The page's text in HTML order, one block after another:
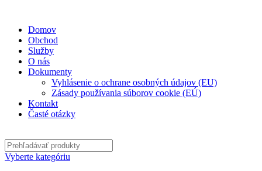
Domov
Obchod
Služby
O nás
Dokumenty
Vyhlásenie o ochrane osobných údajov (EU)
Zásady používania súborov cookie (EÚ)
Kontakt
Časté otázky
Vyberte kategóriu